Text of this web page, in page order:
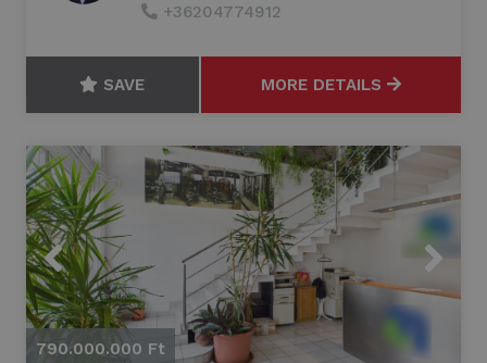
+36204774912
SAVE MORE DETAILS
Previous
790.000.000 Ft